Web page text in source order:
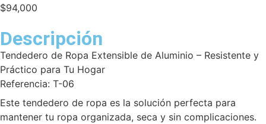
$94,000
Descripción
Tendedero de Ropa Extensible de Aluminio – Resistente y
Práctico para Tu Hogar
Referencia: T-06
Este tendedero de ropa es la solución perfecta para
mantener tu ropa organizada, seca y sin complicaciones.